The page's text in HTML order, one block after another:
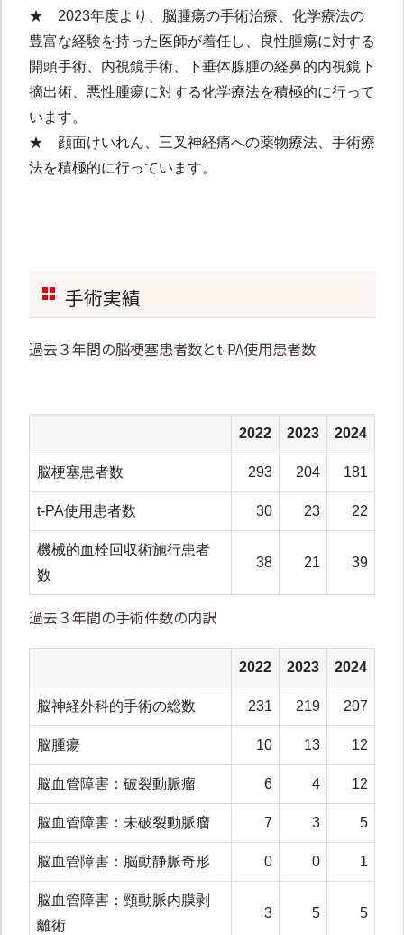
★ 2023年度より、脳腫瘍の手術治療、化学療法の
豊富な経験を持った医師が着任し、良性腫瘍に対する
開頭手術、内視鏡手術、下垂体腺腫の経鼻的内視鏡下
摘出術、悪性腫瘍に対する化学療法を積極的に行って
います。
★ 顔面けいれん、三叉神経痛への薬物療法、手術療
法を積極的に行っています。
手術実績
過去３年間の脳梗塞患者数とt-PA使用患者数
2022 2023 2024
脳梗塞患者数 293 204 181
t-PA使用患者数 30 23 22
機械的血栓回収術施行患者
数
38 21 39
過去３年間の手術件数の内訳
2022 2023 2024
脳神経外科的手術の総数 231 219 207
脳腫瘍 10 13 12
脳血管障害：破裂動脈瘤 6 4 12
脳血管障害：未破裂動脈瘤 7 3 5
脳血管障害：脳動静脈奇形 0 0 1
脳血管障害：頸動脈内膜剥
離術
3 5 5